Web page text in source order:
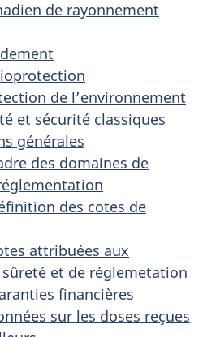
de rayonnement
de l’environnement
et sécurité classiques
générales
des domaines de
des cotes de
attribuées aux
et de réglemetation
financières
sur les doses reçues